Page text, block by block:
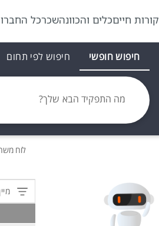
קורות חייםכלים והכוונהשכרכל
חיפוש חופשי חיפוש לפי תחום
מה התפקיד הבא שלך?
לוח